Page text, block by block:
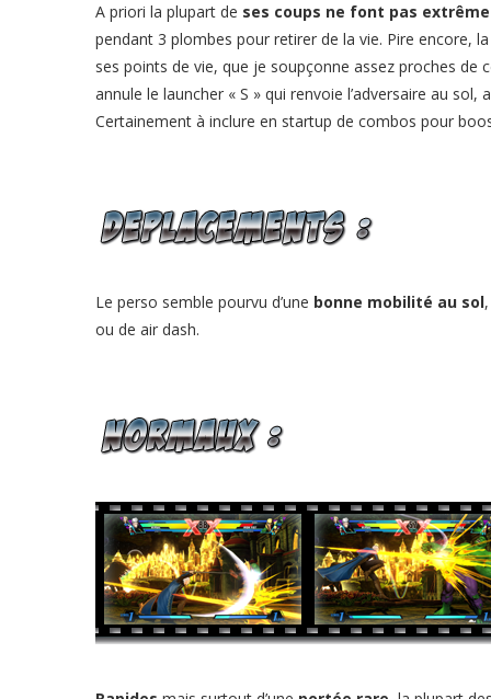
A priori la plupart de ses coups ne font pas
pendant 3 plombes pour retirer de la vie. Pire encore,
ses points de vie, que je soupçonne assez proches de
annule le launcher « S » qui renvoie l’adversaire au
Certainement à inclure en startup de combos pour
Le perso semble pourvu d’une bonne mobilité au sol
ou de air dash.